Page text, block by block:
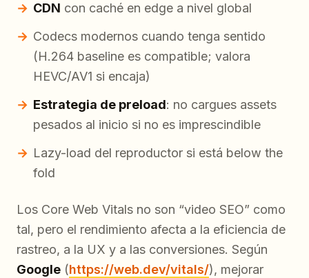
CDN con caché en edge a nivel global
Codecs modernos cuando tenga sentido
(H.264 baseline es compatible; valora
HEVC/AV1 si encaja)
Estrategia de preload: no cargues assets
pesados al inicio si no es imprescindible
Lazy-load del reproductor si está below the
fold
Los Core Web Vitals no son “video SEO” como
tal, pero el rendimiento afecta a la eficiencia de
rastreo, a la UX y a las conversiones. Según
Google (https://web.dev/vitals/), mejorar